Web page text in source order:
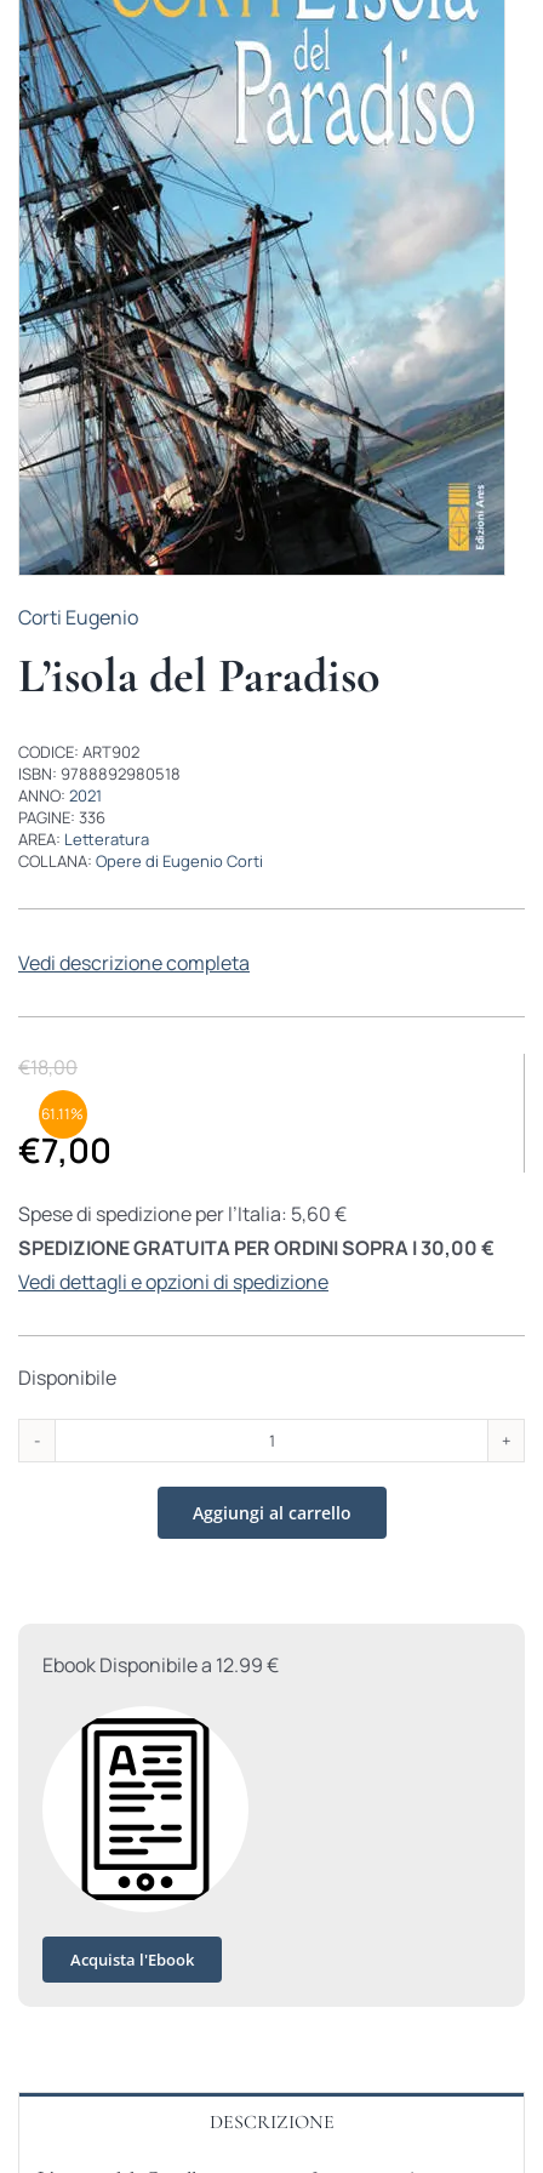
BIOGRAFIE
ATTUALITÀ
Corti Eugenio
L’isola del Paradiso
CODICE: ART902
ISBN: 9788892980518
ANNO: 2021
PAGINE: 336
AREA: Letteratura
COLLANA: Opere di Eugenio Corti
Vedi descrizione completa
€18,00
€7,00
61.11%
Spese di spedizione per l’Italia: 5,60 €
SPEDIZIONE GRATUITA PER ORDINI SOPRA I 30,00 €
Vedi dettagli e opzioni di spedizione
Disponibile
L'isola
del
Paradiso
Aggiungi al carrello
Ebook Disponibile a 12.99 €
Acquista l'Ebook
DESCRIZIONE